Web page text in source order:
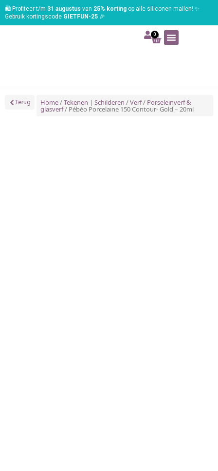
🛍️ Profiteer t/m 31 augustus van 25% korting op alle siliconen mallen! ✨
Gebruik kortingscode GIETFUN-25 🎉
0
Terug Home/Tekenen | Schilderen /Verf/ Porseleinverf &
glasverf/ Pébéo Porcelaine 150 Contour- Gold – 20ml